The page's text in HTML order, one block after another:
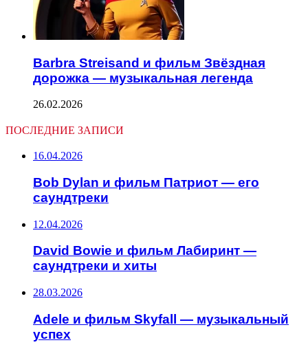
Barbra Streisand и фильм Звёздная
дорожка — музыкальная легенда
26.02.2026
ПОСЛЕДНИЕ ЗАПИСИ
16.04.2026
Bob Dylan и фильм Патриот — его
саундтреки
12.04.2026
David Bowie и фильм Лабиринт —
саундтреки и хиты
28.03.2026
Adele и фильм Skyfall — музыкальный
успех